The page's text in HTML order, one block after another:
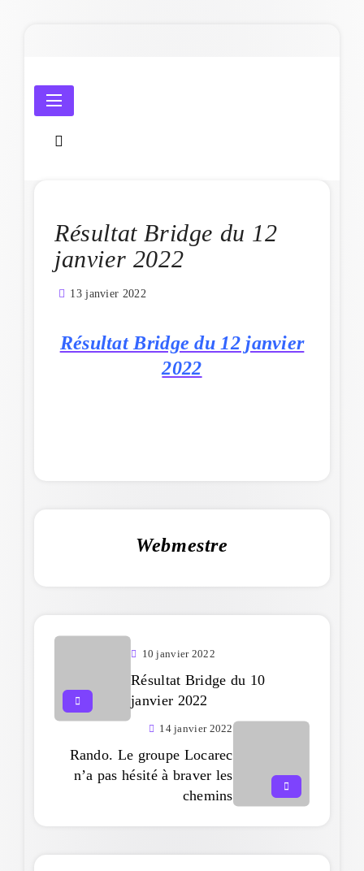
Amicale Laïque de Penmarc'h
Résultat Bridge du 12
janvier 2022
13 janvier 2022
Résultat Bridge du 12 janvier
2022
Webmestre
10 janvier 2022
Résultat Bridge du 10
janvier 2022
14 janvier 2022
Rando. Le groupe Locarec
n’a pas hésité à braver les
chemins